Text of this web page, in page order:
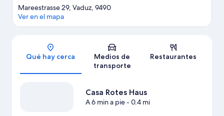
Sección del mapa
Mareestrasse 29, Vaduz, 9490
Ver en el mapa
Qué hay cerca
Medios de
transporte
Restaurantes
Casa Rotes Haus
A 6 min a pie- 0.4 mi